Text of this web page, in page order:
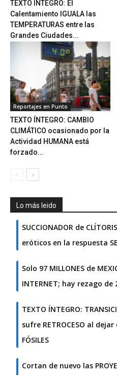
TEXTO ÍNTEGRO: El
Calentamiento IGUALA las
TEMPERATURAS entre las
Grandes Ciudades...
Reportajes en Punto
TEXTO ÍNTEGRO: CAMBIO
CLIMÁTICO ocasionado por la
Actividad HUMANA está
forzado...
Lo más leido
SUCCIONADOR de
eróticos en la respuesta
Solo 97 MILLONES de
INTERNET; hay rezago
TEXTO ÍNTEGRO:
sufre RETROCESO al
FÓSILES
Cortan de nuevo las